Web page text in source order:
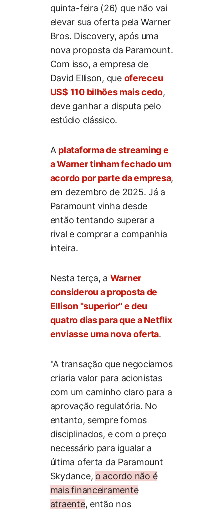
quinta-feira (26) que não vai
elevar sua oferta pela Warner
Bros. Discovery, após uma
nova proposta da Paramount.
Com isso, a empresa de
David Ellison, que ofereceu
US$ 110 bilhões mais cedo,
deve ganhar a disputa pelo
estúdio clássico.
A plataforma de streaming e
a Warner tinham fechado um
acordo por parte da empresa,
em dezembro de 2025. Já a
Paramount vinha desde
então tentando superar a
rival e comprar a companhia
inteira.
Nesta terça, a Warner
considerou a proposta de
Ellison "superior" e deu
quatro dias para que a Netflix
enviasse uma nova oferta.
"A transação que negociamos
criaria valor para acionistas
com um caminho claro para a
aprovação regulatória. No
entanto, sempre fomos
disciplinados, e com o preço
necessário para igualar a
última oferta da Paramount
Skydance, o acordo não é
mais financeiramente
atraente, então nos